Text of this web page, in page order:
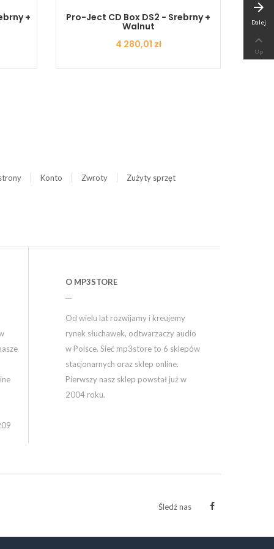
+ Pro-Ject CD Box DS2 - Srebrny +
Walnut
Cena
4 280,01 zł
Konto Zwroty
Zużyty sprzęt
O MP3STORE
Od wielu lat rozwijamy i kreujemy
rynek słuchawek, odtwarzaczy audio
w Polsce. Sieć mp3store to 6 sklepów
stacjonarnych oraz sklep online.
Pierwszy nasz sklep powstał już w
2004 roku.
Śledź nas
arrow_forward
Dalej

Up